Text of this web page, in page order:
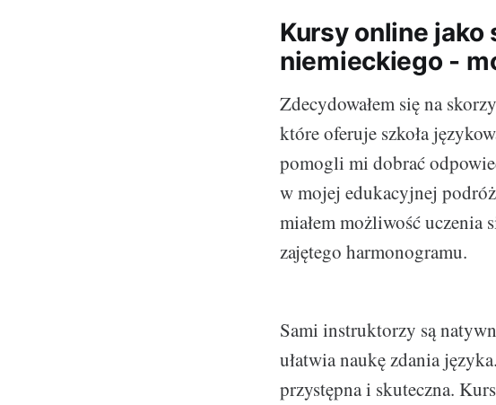
Kursy online
niemieckiego -
Zdecydowałem się na
które oferuje szkoła
pomogli mi dobrać
w mojej edukacyjnej
miałem możliwość uczenia
zajętego harmonogramu.
Sami instruktorzy są
ułatwia naukę zdania
przystępna i skuteczna.